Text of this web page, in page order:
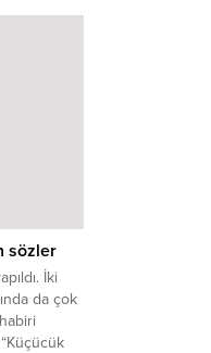
sözler
İki
da çok